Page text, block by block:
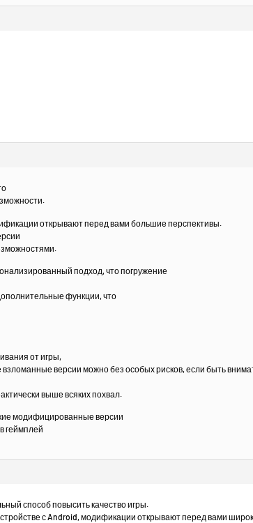
открывают перед вами большие перспективы.
подход, что погружение
функции, что
от игры,
версии можно без особых рисков, если быть
выше всяких похвал.
модифицированные версии
геймплей
способ повысить качество игры.
с Android, модификации открывают перед вами